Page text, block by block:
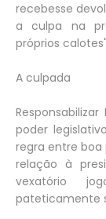
recebesse
a culpa na
próprios
A culpada
poder
regra entre boa
relação à
vexatório
pateticamente